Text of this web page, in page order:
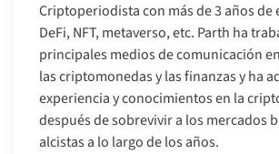
Criptoperiodista con más de 3 años de
DeFi, NFT, metaverso, etc. Parth ha
principales medios de comunicación
las criptomonedas y las finanzas y ha
experiencia y conocimientos en la
después de sobrevivir a los mercados
alcistas a lo largo de los años.